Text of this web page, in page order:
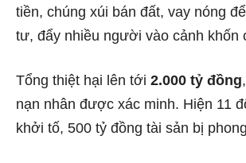
tiền, chúng xúi bán đất, vay nóng
tư, đẩy nhiều người vào cảnh khốn
Tổng thiệt hại lên tới 2.000 tỷ đồng
nạn nhân được xác minh. Hiện 11
khởi tố, 500 tỷ đồng tài sản bị